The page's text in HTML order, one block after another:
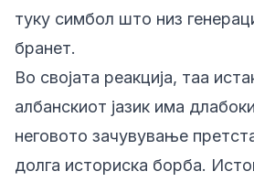
туку симбол што низ
бранет.
Во својата реакција, таа
албанскиот јазик има
неговото зачувување
долга историска борба.